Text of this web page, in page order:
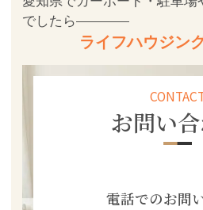
でしたら
ライフハウジン
お問い
電話でのお問